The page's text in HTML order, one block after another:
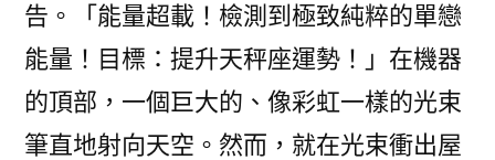
告。「能量超載！檢測到極致純粹的單戀
能量！目標：提升天秤座運勢！」在機器
的頂部，一個巨大的、像彩虹一樣的光束
筆直地射向天空。然而，就在光束衝出屋